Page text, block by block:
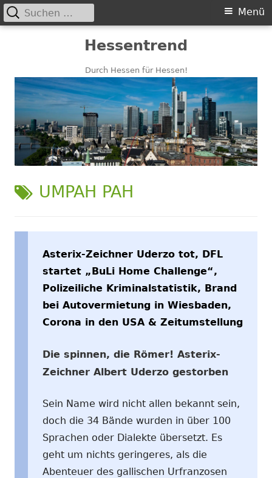
Hessentrend
Durch Hessen für Hessen!
Primäres
Menü
Suchen
nach:
SCHLAGWORT:
UMPAH PAH
Asterix-Zeichner Uderzo tot, DFL
startet „BuLi Home Challenge“,
Polizeiliche Kriminalstatistik, Brand
bei Autovermietung in Wiesbaden,
Corona in den USA & Zeitumstellung
Die spinnen, die Römer! Asterix-
Zeichner Albert Uderzo gestorben
Sein Name wird nicht allen bekannt sein,
doch die 34 Bände wurden in über 100
Sprachen oder Dialekte übersetzt. Es
geht um nichts geringeres, als die
Abenteuer des gallischen Urfranzosen